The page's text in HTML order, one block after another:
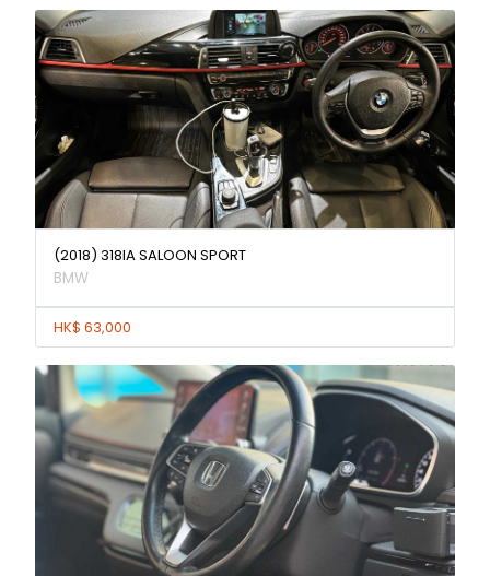
(2018) 318IA SALOON SPORT
BMW
HK$ 63,000